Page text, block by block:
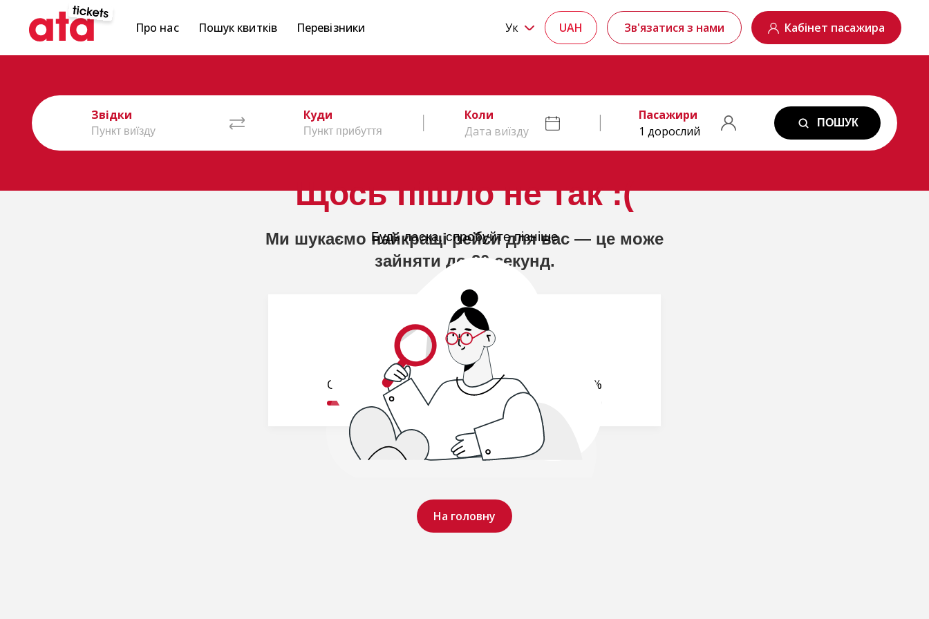
Щось пішло не так :(
Будь ласка, спробуйте пізніше
На головну
Про нас Пошук квитків Перевізники Ук UAH Зв'язатися з нами Кабінет пасажира
Звідки Куди
Коли
Дата виїзду
Пасажири
1 дорослий
ПОШУК
Ми шукаємо найкращі рейси для вас — це може
зайняти до 20 секунд.
Обробляємо ваш запит.. 19%